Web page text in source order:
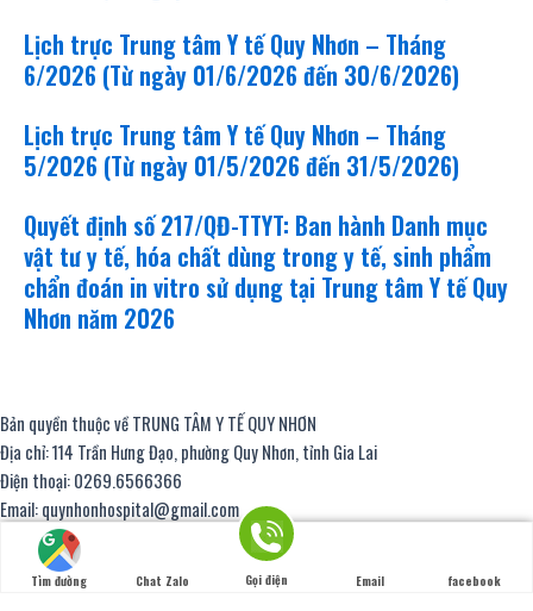
Lịch trực Trung tâm Y tế Quy Nhơn – Tháng
6/2026 (Từ ngày 01/6/2026 đến 30/6/2026)
Lịch trực Trung tâm Y tế Quy Nhơn – Tháng
5/2026 (Từ ngày 01/5/2026 đến 31/5/2026)
Quyết định số 217/QĐ-TTYT: Ban hành Danh mục
vật tư y tế, hóa chất dùng trong y tế, sinh phẩm
chẩn đoán in vitro sử dụng tại Trung tâm Y tế Quy
Nhơn năm 2026
Tìm đường Chat Zalo Gọi điện Email facebook
Bản quyền thuộc về TRUNG TÂM Y TẾ QUY NHƠN
Địa chỉ: 114 Trần Hưng Đạo, phường Quy Nhơn, tỉnh Gia Lai
Điện thoại: 0269.6566366
Email: quynhonhospital@gmail.com
Chịu trách nhiệm nội dung: BsCKII. Trần Kỳ Hậu, Giám đốc Trung tâm Y tế
thiết kế website